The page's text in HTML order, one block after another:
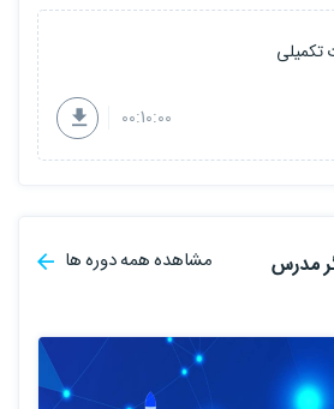
00:10:00
مدرس مشاهده همه دوره ها